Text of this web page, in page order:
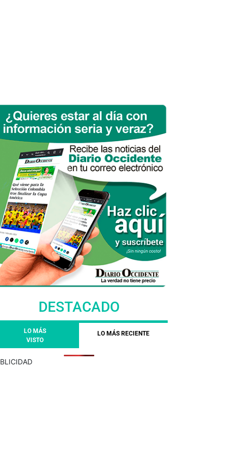
DESTACADO
LO MÁS
VISTO
LO MÁS RECIENTE